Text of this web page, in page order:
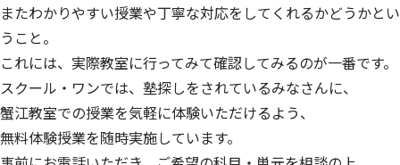
またわかりやすい授業や丁寧な対応をしてくれるかどうかとい
うこと。
これには、実際教室に行ってみて確認してみるのが一番です。
スクール・ワンでは、塾探しをされているみなさんに、
蟹江教室での授業を気軽に体験いただけるよう、
無料体験授業を随時実施しています。